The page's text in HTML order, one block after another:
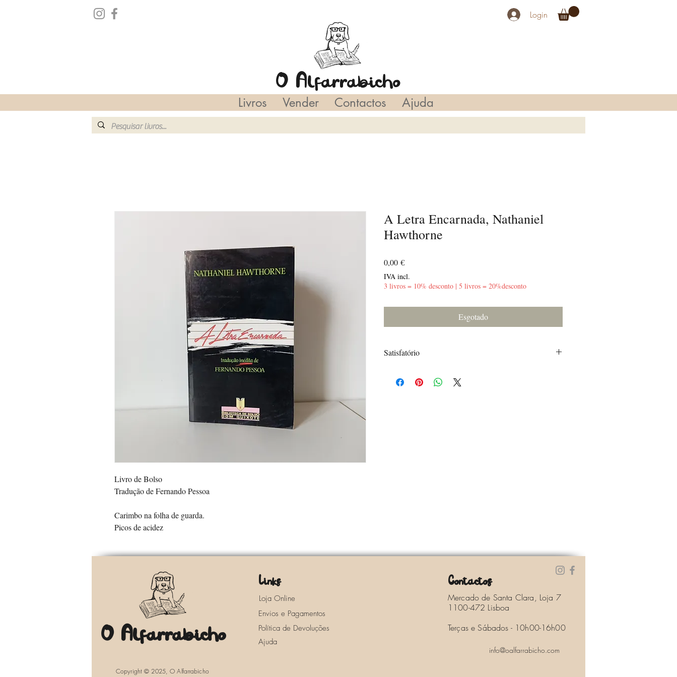
O Alfarrabicho
Login
Livros Vender Contactos Ajuda
Livro de Bolso
Tradução de Fernando Pessoa
Carimbo na folha de guarda.
Picos de acidez
A Letra Encarnada, Nathaniel
Hawthorne
0,00 €Preço
IVA incl.
3 livros = 10% desconto | 5 livros = 20%desconto
Esgotado
Satisfatório
O Alfarrabicho
Links
Loja Online
Envios e Pagamentos
Política de Devoluções
Ajuda
Contactos
Mercado de Santa Clara, Loja 7
1100-472 Lisboa
Terças e Sábados - 10h00-16h00
info@oalfarrabicho.com
Copyright © 2025, O Alfarrabicho